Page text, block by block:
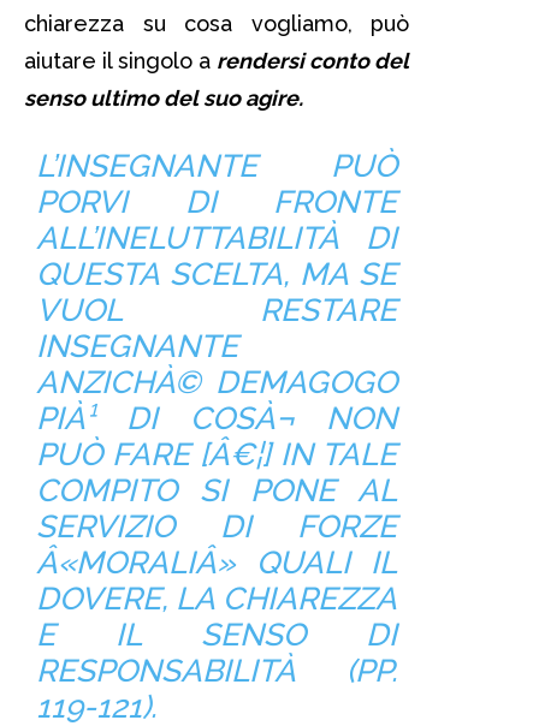
chiarezza su cosa vogliamo, può
aiutare il singolo a rendersi conto del
senso ultimo del suo agire.
L’INSEGNANTE PUÒ
PORVI DI FRONTE
ALL’INELUTTABILITÀ DI
QUESTA SCELTA, MA SE
VUOL RESTARE
INSEGNANTE
ANZICHÀ© DEMAGOGO
PIÀ¹ DI COSÀ¬ NON
PUÒ FARE [Â€¦] IN TALE
COMPITO SI PONE AL
SERVIZIO DI FORZE
Â«MORALIÂ» QUALI IL
DOVERE, LA CHIAREZZA
E IL SENSO DI
RESPONSABILITÀ (PP.
119-121).